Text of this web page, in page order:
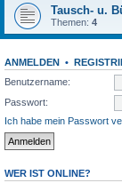
Tausch- u.
Themen: 4
ANMELDEN •
Benutzername:
Passwort:
Ich habe mein Passwort
WER IST ONLINE?